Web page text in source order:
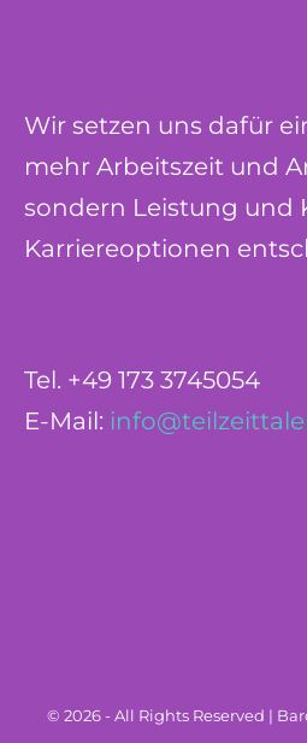
Wir setzen uns dafür
mehr Arbeitszeit und
sondern Leistung und
Karriereoptionen
Tel. +49 173 3745054
E-Mail:
© 2026 - All Rights Reserved |